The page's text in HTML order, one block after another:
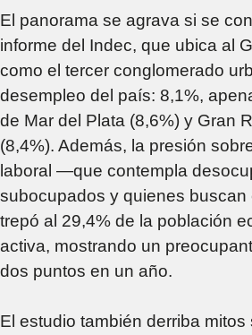
El panorama se agrava si se
informe del Indec, que ubica al
como el tercer conglomerado
desempleo del país: 8,1%,
de Mar del Plata (8,6%) y Gran
(8,4%). Además, la presión
laboral —que contempla
subocupados y quienes
trepó al 29,4% de la población
activa, mostrando un
dos puntos en un año.
El estudio también derriba mitos